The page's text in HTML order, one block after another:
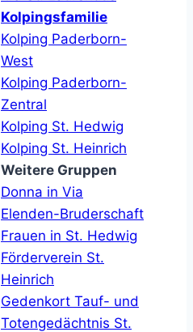
Kolpingsfamilie
Kolping Paderborn-
West
Kolping Paderborn-
Zentral
Kolping St. Hedwig
Kolping St. Heinrich
Weitere Gruppen
Donna in Via
Elenden-Bruderschaft
Frauen in St. Hedwig
Förderverein St.
Heinrich
Gedenkort Tauf- und
Totengedächtnis St.